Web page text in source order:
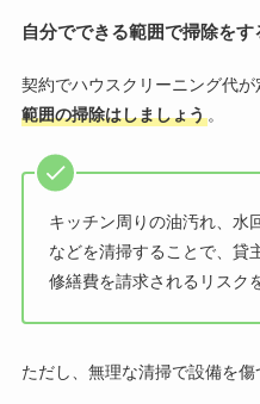
自分でできる範囲で掃除をす
契約でハウスクリーニング代が
範囲の掃除はしましょう。
キッチン周りの油汚れ、水
などを清掃することで、貸
修繕費を請求されるリスク
ただし、無理な清掃で設備を傷